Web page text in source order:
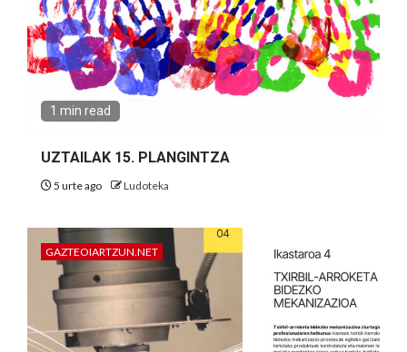
1 min read
UZTAILAK 15. PLANGINTZA
5 urte ago Ludoteka
GAZTEOIARTZUN.NET